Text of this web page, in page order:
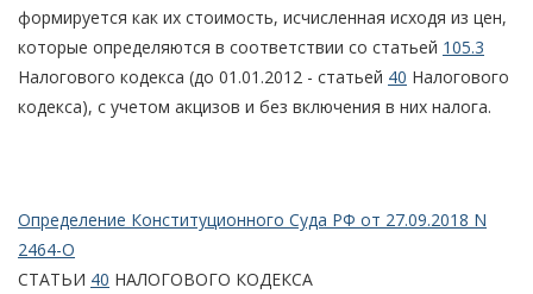
формируется как их стоимость, исчисленная исходя из цен,
которые определяются в соответствии со статьей 105.3
Налогового кодекса (до 01.01.2012 - статьей 40 Налогового
кодекса), с учетом акцизов и без включения в них налога.
Определение Конституционного Суда РФ от 27.09.2018 N
2464-О
СТАТЬИ 40 НАЛОГОВОГО КОДЕКСА